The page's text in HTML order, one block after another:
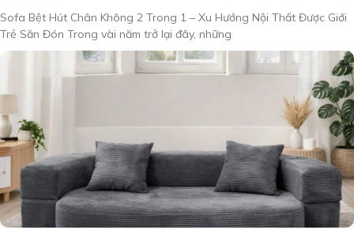
Sofa Bệt Hút Chân Không 2 Trong 1 – Xu Hướng Nội Thất Được Giới
Trẻ Săn Đón Trong vài năm trở lại đây, những